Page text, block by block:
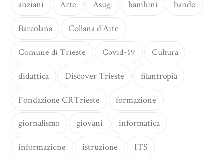
anziani Arte Asugi bambini bando
Barcolana Collana d'Arte
Comune di Trieste Covid-19 Cultura
didattica Discover Trieste filantropia
Fondazione CRTrieste formazione
giornalismo giovani informatica
informazione istruzione ITS